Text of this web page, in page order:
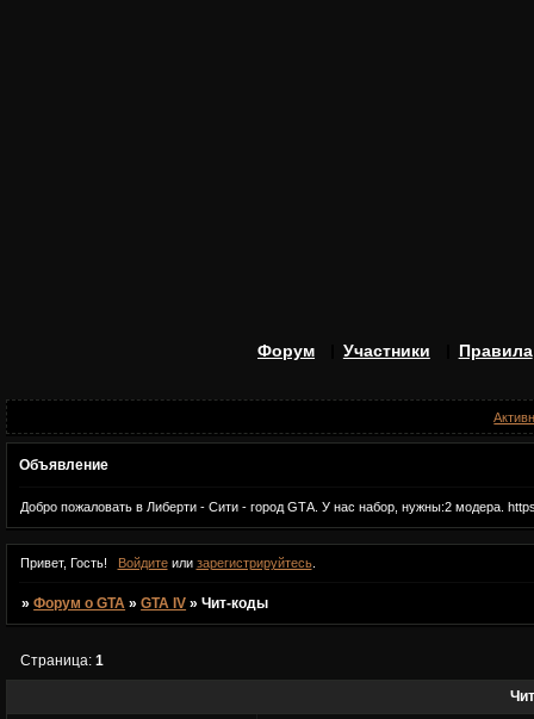
Форум Участники Правила
Объявление
Добро пожаловать в Либерти - Сити - город GTА. У нас набор, нужны:2 модера.
Привет, Гость! Войдитеили зарегистрируйтесь.
»Форум о GTA »GTA IV »Чит-коды
Страница:1